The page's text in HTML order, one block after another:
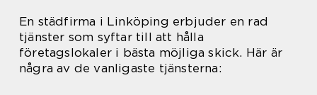
En städfirma i Linköping erbjuder en rad
tjänster som syftar till att hålla
företagslokaler i bästa möjliga skick. Här är
några av de vanligaste tjänsterna: